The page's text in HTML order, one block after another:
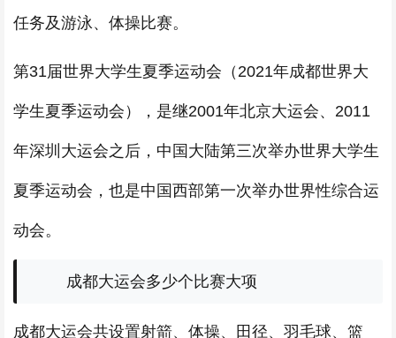
任务及游泳、体操比赛。
第31届世界大学生夏季运动会（2021年成都世界大
学生夏季运动会），是继2001年北京大运会、2011
年深圳大运会之后，中国大陆第三次举办世界大学生
夏季运动会，也是中国西部第一次举办世界性综合运
动会。
成都大运会多少个比赛大项
成都大运会共设置射箭、体操、田径、羽毛球、篮